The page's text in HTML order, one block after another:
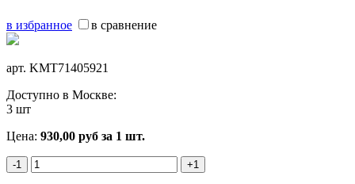
в избранное в сравнение
арт. KMT71405921
Доступно в Москве:
3 шт
Цена: 930,00 руб за 1 шт.
-1 +1